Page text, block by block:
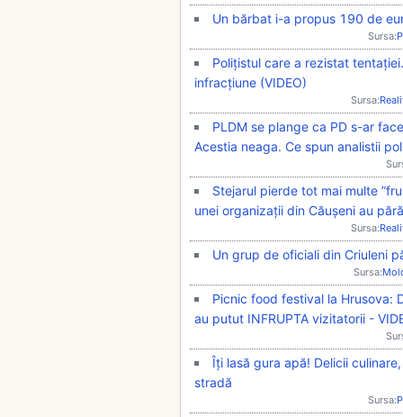
Un bărbat i-a propus 190 de
Sursa:
Polițistul care a rezistat
infracțiune (VIDEO)
Sursa:
PLDM se plange ca PD s-ar
Acestia neaga. Ce spun analistii
Stejarul pierde tot mai multe
unei organizații din Căușeni au
Sursa:
Un grup de oficiali din Criuleni
Sursa:
Picnic food festival la Hrusova:
au putut INFRUPTA vizitatorii -
Îți lasă gura apă! Delicii
stradă
Sursa: